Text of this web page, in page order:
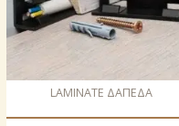
LAMINATE ΔΑΠΕΔΑ